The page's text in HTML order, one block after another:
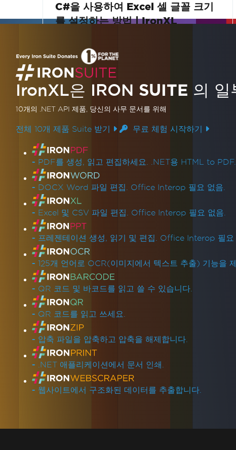
C#을 사용하여 Excel 셀 글꼴 크기
를 설정하는 방법 | IronXL
셀에서 공백을 프로그래밍 방식으로 제거하는
방법을 알아보세요. 이 튜토리얼은 Excel 데이
터를 효율적으로 정리하여 데이터 처리 기능
을 향상시키는 단계별 가이드를 제공합니다.
더 읽어보기
IronXL은 IRON SUITE 의 일
10개의 .NET API 제품, 당신의 사무 문서를 위해
전체 10개 제품 Suite 받기 무료 체험 시작하기
제품 링크
- PDF를 생성, 읽고 편집하세요. .NET용 HTML to PDF.
- DOCX Word 파일 편집. Office Interop 필요 없음.
- Excel 및 CSV 파일 편집. Office Interop 필요 없음.
- 프레젠테이션 생성, 읽기 및 편집. Office Interop 필요
- 125개 언어로 OCR(이미지에서 텍스트 추출) 기능을
- QR 코드 및 바코드를 읽고 쓸 수 있습니다.
- QR 코드를 읽고 쓰세요.
- 압축 파일을 압축하고 압축을 해제합니다.
- .NET 애플리케이션에서 문서 인쇄.
- 웹사이트에서 구조화된 데이터를 추출합니다.